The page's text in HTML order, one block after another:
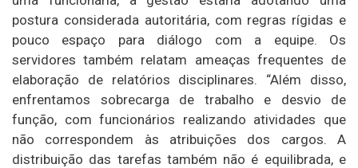
postura considerada autoritária, com regras rígidas e
pouco espaço para diálogo com a equipe. Os
servidores também relatam ameaças frequentes de
elaboração de relatórios disciplinares. “Além disso,
enfrentamos sobrecarga de trabalho e desvio de
função, com funcionários realizando atividades que
não correspondem às atribuições dos cargos. A
distribuição das tarefas também não é equilibrada, e